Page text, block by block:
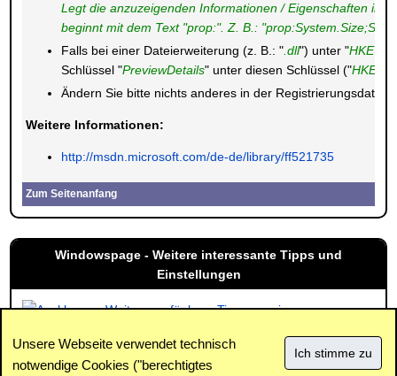
Legt die anzuzeigenden Informationen / Eigenschaften im
beginnt mit dem Text "prop:". Z. B.:
Falls bei einer Dateierweiterung (z. B.: " .dll") unter "
Schlüssel "PreviewDetails" unter diesen Schlüssel ("
Ändern Sie bitte nichts anderes in der
Weitere Informationen:
http://msdn.microsoft.com/de-de/library/ff521735
Zum Seitenanfang
Windowspage - Weitere interessante Tipps und
Einstellungen
Weitere verfügbare Tipps anzeigen
Unsere Webseite verwendet technisch
notwendige Cookies ("berechtigtes